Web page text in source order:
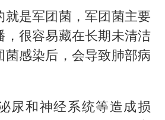
就是军团菌，军团菌主要
，很容易藏在长期未清洁
菌感染后，会导致肺部病
尿和神经系统等造成损